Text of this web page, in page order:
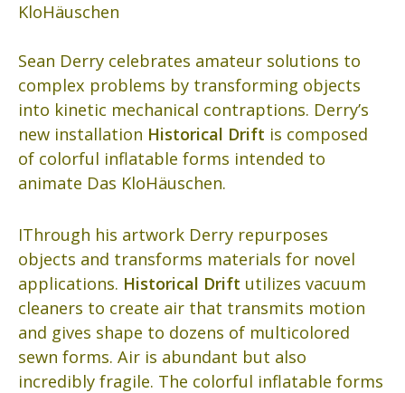
KloHäuschen
Sean Derry celebrates amateur solutions to
complex problems by transforming objects
into kinetic mechanical contraptions. Derry’s
new installation Historical Drift is composed
of colorful inflatable forms intended to
animate Das KloHäuschen.
IThrough his artwork Derry repurposes
objects and transforms materials for novel
applications. Historical Drift utilizes vacuum
cleaners to create air that transmits motion
and gives shape to dozens of multicolored
sewn forms. Air is abundant but also
incredibly fragile. The colorful inflatable forms